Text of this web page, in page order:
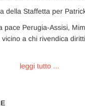
della Staffetta per
pace Perugia-Assisi,
vicino a chi rivendica
leggi tutto ...